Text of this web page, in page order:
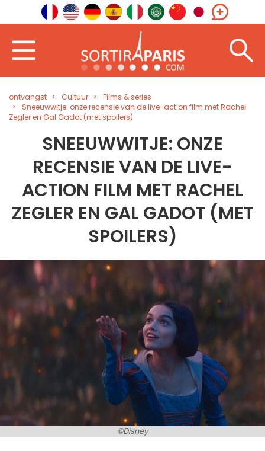
ontvangst Cultuur
Films & series
Sneeuwwitje: onze recensie van de live-action film met Rachel
Zegler en Gal Gadot (met spoilers)
SNEEUWWITJE: ONZE
RECENSIE VAN DE LIVE-
ACTION FILM MET RACHEL
ZEGLER EN GAL GADOT (MET
SPOILERS)
©Disney